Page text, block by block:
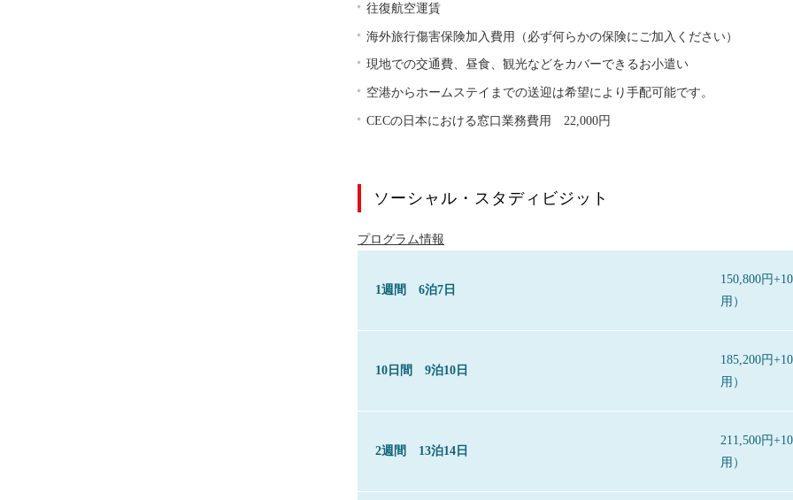
往復航空運賃
海外旅行傷害保険加入費用（必ず何らかの保険にご加入ください）
現地での交通費、昼食、観光などをカバーできるお小遣い
空港からホームステイまでの送迎は希望により手配可能です。
CECの日本における窓口業務費用 22,000円
ソーシャル・スタディビジット
プログラム情報
1週間 6泊7日
150,800円
用）
10日間 9泊10日
185,200円
用）
2週間 13泊14日
211,500円
用）